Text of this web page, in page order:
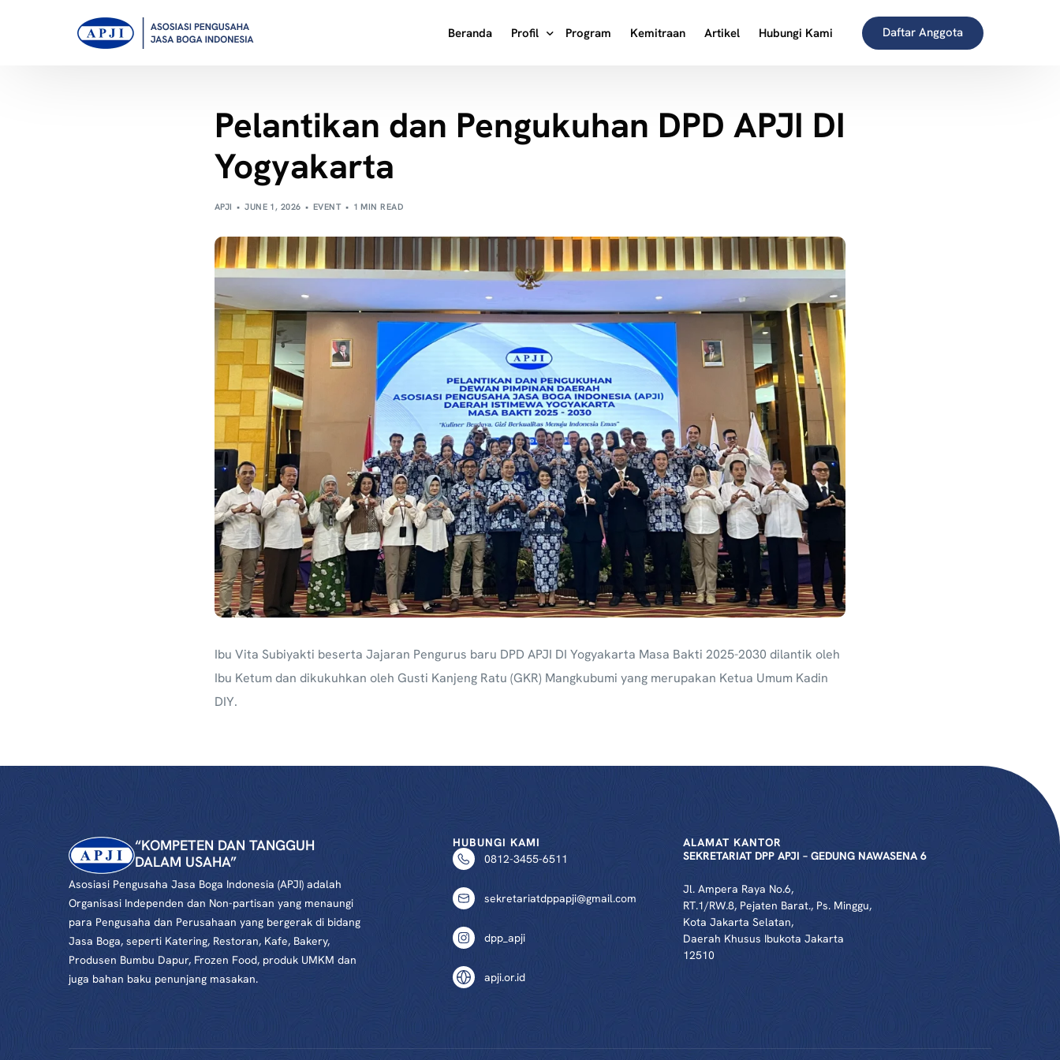
Beranda Profil
Visi Misi
Masa Ke Masa
Program Kemitraan Artikel Hubungi Kami Daftar Anggota
Pelantikan dan Pengukuhan DPD APJI DI
Yogyakarta
APJI JUNE 1, 2026 EVENT 1 MIN READ
Ibu Vita Subiyakti beserta Jajaran Pengurus baru DPD APJI DI Yogyakarta Masa Bakti 2025-2030 dilantik oleh
Ibu Ketum dan dikukuhkan oleh Gusti Kanjeng Ratu (GKR) Mangkubumi yang merupakan Ketua Umum Kadin
DIY.
“KOMPETEN DAN TANGGUH
DALAM USAHA”
Asosiasi Pengusaha Jasa Boga Indonesia (APJI) adalah
Organisasi Independen dan Non-partisan yang menaungi
para Pengusaha dan Perusahaan yang bergerak di bidang
Jasa Boga, seperti Katering, Restoran, Kafe, Bakery,
Produsen Bumbu Dapur, Frozen Food, produk UMKM dan
juga bahan baku penunjang masakan.
HUBUNGI KAMI
0812-3455-6511
sekretariatdppapji@gmail.com
dpp_apji
apji.or.id
ALAMAT KANTOR
SEKRETARIAT DPP APJI – GEDUNG NAWASENA 6
Jl. Ampera Raya No.6,
RT.1/RW.8, Pejaten Barat., Ps. Minggu,
Kota Jakarta Selatan,
Daerah Khusus Ibukota Jakarta
12510